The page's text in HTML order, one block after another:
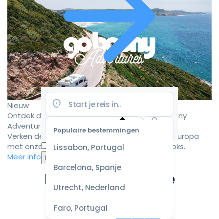
Populaire bestemmingen
Lissabon, Portugal
Barcelona, Spanje
Utrecht, Nederland
Faro, Portugal
Selecteer
datum
voor de
beste
prijzen
Nieuw
Ontdek de mooiste camperroutes met Goboony
Adventures
Verken de mooiste camperbestemmingen in Europa
met onze zorgvuldig samengestelde roadbooks.
Meer informatie
Ervaar de ultieme
campervakantie